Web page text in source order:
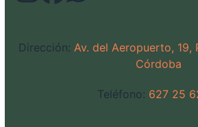
Dirección: Av. del Aeropuerto, 19,
Córdoba
Teléfono: 627 25